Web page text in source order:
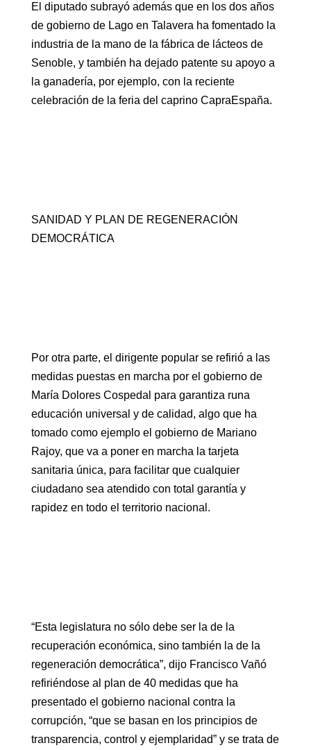
El diputado subrayó además que en los dos años
de gobierno de Lago en Talavera ha fomentado la
industria de la mano de la fábrica de lácteos de
Senoble, y también ha dejado patente su apoyo a
la ganadería, por ejemplo, con la reciente
celebración de la feria del caprino CapraEspaña.
SANIDAD Y PLAN DE REGENERACIÓN
DEMOCRÁTICA
Por otra parte, el dirigente popular se refirió a las
medidas puestas en marcha por el gobierno de
María Dolores Cospedal para garantiza runa
educación universal y de calidad, algo que ha
tomado como ejemplo el gobierno de Mariano
Rajoy, que va a poner en marcha la tarjeta
sanitaria única, para facilitar que cualquier
ciudadano sea atendido con total garantía y
rapidez en todo el territorio nacional.
“Esta legislatura no sólo debe ser la de la
recuperación económica, sino también la de la
regeneración democrática”, dijo Francisco Vañó
refiriéndose al plan de 40 medidas que ha
presentado el gobierno nacional contra la
corrupción, “que se basan en los principios de
transparencia, control y ejemplaridad” y se trata de